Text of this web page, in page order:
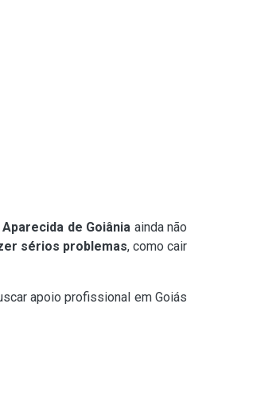
de Goiânia ainda não
sérios problemas, como cair
apoio profissional em Goiás